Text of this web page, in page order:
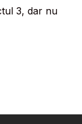
3, dar nu